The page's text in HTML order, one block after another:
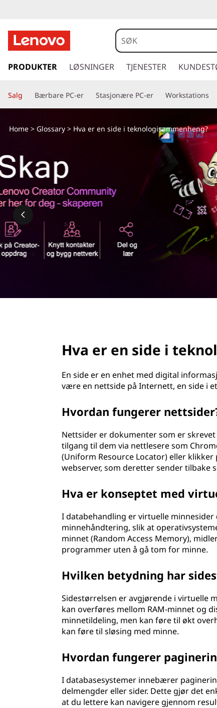
å
l
h
v
d
i
n
n
h
o
l
d
PRODUKTER LØSNINGER TJENESTER
Salg Bærbare PC-er Stasjonære PC-er Workstations
Home > Glossary > Hva er en side i teknologisammenheng?
Hva er en side i
En side er en enhet med digital
være en nettside på Internett, en side i
Hvordan fungerer
Nettsider er dokumenter som er
tilgang til dem via nettlesere som
(Uniform Resource Locator) eller
webserver, som deretter sender tilbake
Hva er konseptet med
I databehandling er virtuelle
minnehåndtering, slik at
minnet (Random Access Memory),
programmer uten å gå tom for minne.
Hvilken betydning har
Sidestørrelsen er avgjørende i virtuelle
kan overføres mellom RAM-minnet og
minnetildeling, men kan føre til økt
kan føre til sløsing med minne.
Hvordan fungerer
I databasesystemer innebærer
delmengder eller sider. Dette gjør det
at du lettere kan navigere gjennom